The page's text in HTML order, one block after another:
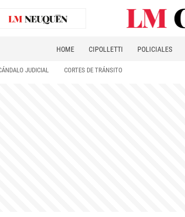
HOME CIPOLLETTI POLICIALES
JUDICIAL CORTES DE TRÁNSITO